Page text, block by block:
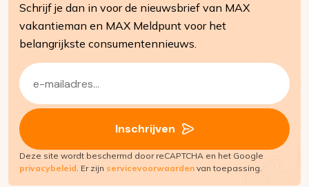
Schrijf je dan in voor de nieuwsbrief van MAX
vakantieman en MAX Meldpunt voor het
belangrijkste consumentennieuws.
E-
mailadres
(Vereist)
Inschrijven
Deze site wordt beschermd door reCAPTCHA en het Google
privacybeleid. Er zijn servicevoorwaarden van toepassing.